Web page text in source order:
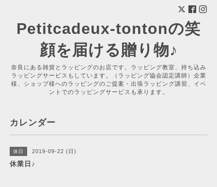
Petitcadeux-tontonの笑
顔を届ける贈り物♪
奈良にある雑貨とラッピングのお店です。ラッピング教室、持ち込み
ラッピングサービスもしています。（ラッピング協会認定講師）企業
様、ショップ様へのラッピングのご提案・出張ラッピング講習、イベ
ントでのラッピングサービスも承ります。
カレンダー
休日 2019-09-22 (日)
休業日♪